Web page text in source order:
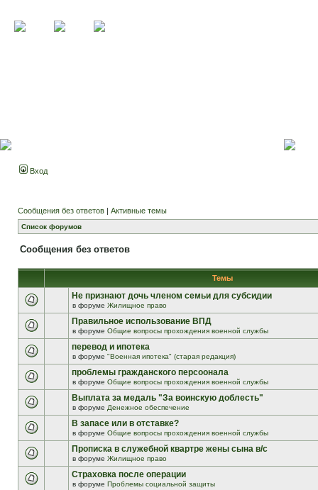
Вход
Сообщения без ответов | Активные темы
Список форумов
Сообщения без ответов
Темы
Не признают дочь членом семьи для субсидии
в форуме Жилищное право
Правильное использование ВПД
в форуме Общие вопросы прохождения военной службы
перевод и ипотека
в форуме "Военная ипотека" (старая редакция)
проблемы гражданского персоонала
в форуме Общие вопросы прохождения военной службы
Выплата за медаль "За воинскую доблесть"
в форуме Денежное обеспечение
В запасе или в отставке?
в форуме Общие вопросы прохождения военной службы
Прописка в служебной квартре жены сына в/с
в форуме Жилищное право
Страховка после операции
в форуме Проблемы социальной защиты